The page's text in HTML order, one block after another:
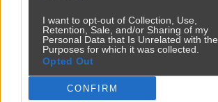
I want to opt-out of Collection, Use,
Retention, Sale, and/or Sharing of my
Personal Data that Is Unrelated with the
Purposes for which it was collected.
Opted Out
CONFIRM